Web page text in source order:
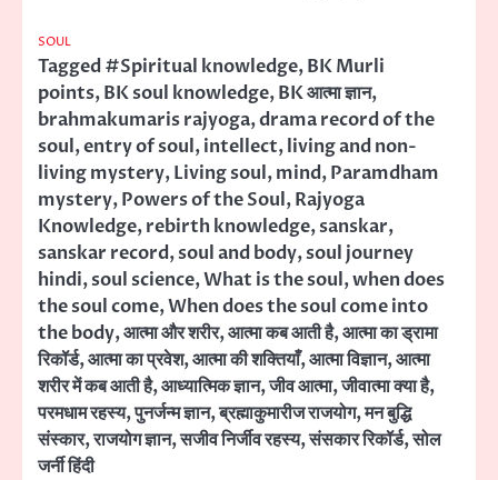
SOUL
Tagged#Spiritual knowledge,BK Murli
points,BK soul knowledge,BK आत्मा ज्ञान,
brahmakumaris rajyoga,drama record of the
soul,entry of soul,intellect,living and non-
living mystery,Living soul,mind,Paramdham
mystery,Powers of the Soul,Rajyoga
Knowledge,rebirth knowledge,sanskar,
sanskar record,soul and body,soul journey
hindi,soul science,What is the soul,when does
the soul come,When does the soul come into
the body,आत्मा और शरीर,आत्मा कब आती है,आत्मा का ड्रामा
रिकॉर्ड,आत्मा का प्रवेश,आत्मा की शक्तियाँ,आत्मा विज्ञान,आत्मा
शरीर में कब आती है,आध्यात्मिक ज्ञान,जीव आत्मा,जीवात्मा क्या है,
परमधाम रहस्य,पुनर्जन्म ज्ञान,ब्रह्माकुमारीज राजयोग,मन बुद्धि
संस्कार,राजयोग ज्ञान,सजीव निर्जीव रहस्य,संसकार रिकॉर्ड,सोल
जर्नी हिंदी